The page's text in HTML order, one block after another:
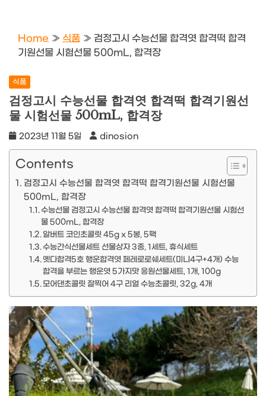
Home » 식품 » 검정고시 수능선물 합격엿 합격떡 합격
기원선물 시험선물 500mL, 합격장
식품
검정고시 수능선물 합격엿 합격떡 합격기원선
물 시험선물 500mL, 합격장
2023년 11월 5일 dinosion
Contents
검정고시 수능선물 합격엿 합격떡 합격기원선물 시험선물
500mL, 합격장
수능선물 검정고시 수능선물 합격엿 합격떡 합격기원선물 시험선
물 500mL, 합격장
알버트 코인초콜릿 45g x 5봉, 5팩
수능간식선물세트 선물상자 3종, 1세트, 휴식세트
옛다합격5호 행운합격엿 페레로로쉐세트(미니4구+4개) 수능
합격을 부르는 행운엿 5가지맛 응원선물세트, 1개, 100g
모어댄초콜릿 잘찍어 4구 리얼 수능초콜릿, 32g, 4개